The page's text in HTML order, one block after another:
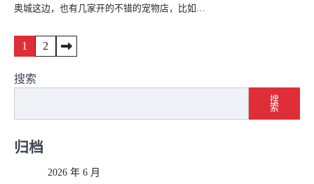
奥城这边，也有几家开的不错的宠物店，比如…
文
导
1 2
搜索
搜
索
归档
2026 年 6 月